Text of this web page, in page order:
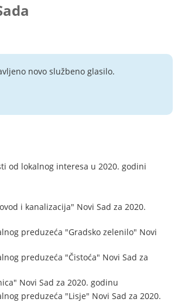
novo službeno glasilo.
od lokalnog interesa u 2020. godini
i kanalizacija" Novi Sad za 2020.
preduzeća "Gradsko zelenilo" Novi
preduzeća "Čistoća" Novi Sad za
Novi Sad za 2020. godinu
preduzeća "Lisje" Novi Sad za 2020.